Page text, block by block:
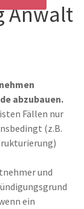
Anwalt
abzubauen.
Fällen nur
(z.B.
und
ein